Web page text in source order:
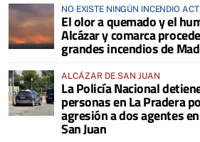
NO EXISTE NINGÚN INCENDIO
COMARCA
El olor a quemado y el
Alcázar y comarca
grandes incendios de
ALCÁZAR DE SAN JUAN
La Policía Nacional
personas en La Pradera
agresión a dos agentes
San Juan